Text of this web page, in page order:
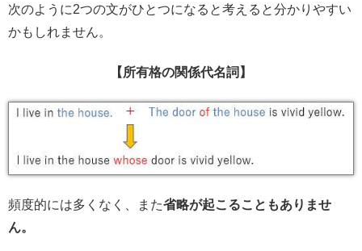
次のように2つの文がひとつになると考えると分かりやすい
かもしれません。
【所有格の関係代名詞】
頻度的には多くなく、また省略が起こることもありませ
ん。